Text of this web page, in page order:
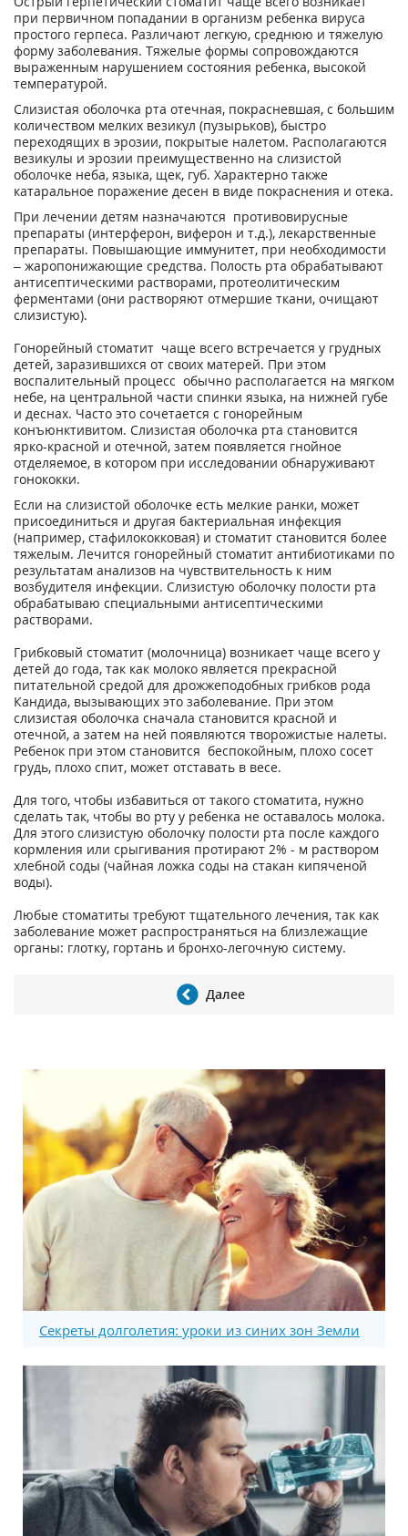
при первичном попадании в организм ребенка вируса
простого герпеса. Различают легкую, среднюю и тяжелую
форму заболевания. Тяжелые формы сопровождаются
выраженным нарушением состояния ребенка, высокой
температурой.
Слизистая оболочка рта отечная, покрасневшая, с большим
количеством мелких везикул (пузырьков), быстро
переходящих в эрозии, покрытые налетом. Располагаются
везикулы и эрозии преимущественно на слизистой
оболочке неба, языка, щек, губ. Характерно также
катаральное поражение десен в виде покраснения и отека.
При лечении детям назначаются противовирусные
препараты (интерферон, виферон и т.д.), лекарственные
препараты. Повышающие иммунитет, при необходимости
– жаропонижающие средства. Полость рта обрабатывают
антисептическими растворами, протеолитическим
ферментами (они растворяют отмершие ткани, очищают
слизистую).
Гонорейный стоматит чаще всего встречается у грудных
детей, заразившихся от своих матерей. При этом
воспалительный процесс обычно располагается на мягком
небе, на центральной части спинки языка, на нижней губе
и деснах. Часто это сочетается с гонорейным
конъюнктивитом. Слизистая оболочка рта становится
ярко-красной и отечной, затем появляется гнойное
отделяемое, в котором при исследовании обнаруживают
гонококки.
Если на слизистой оболочке есть мелкие ранки, может
присоединиться и другая бактериальная инфекция
(например, стафилококковая) и стоматит становится более
тяжелым. Лечится гонорейный стоматит антибиотиками по
результатам анализов на чувствительность к ним
возбудителя инфекции. Слизистую оболочку полости рта
обрабатываю специальными антисептическими
растворами.
Грибковый стоматит (молочница) возникает чаще всего у
детей до года, так как молоко является прекрасной
питательной средой для дрожжеподобных грибков рода
Кандида, вызывающих это заболевание. При этом
слизистая оболочка сначала становится красной и
отечной, а затем на ней появляются творожистые налеты.
Ребенок при этом становится беспокойным, плохо сосет
грудь, плохо спит, может отставать в весе.
Для того, чтобы избавиться от такого стоматита, нужно
сделать так, чтобы во рту у ребенка не оставалось молока.
Для этого слизистую оболочку полости рта после каждого
кормления или срыгивания протирают 2% - м раствором
хлебной соды (чайная ложка соды на стакан кипяченой
воды).
Любые стоматиты требуют тщательного лечения, так как
заболевание может распространяться на близлежащие
органы: глотку, гортань и бронхо-легочную систему.
Далее
Секреты долголетия: уроки из синих зон Земли